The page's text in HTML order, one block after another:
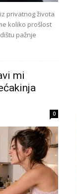
privatnog života
koliko prošlost
pažnje
mi
0